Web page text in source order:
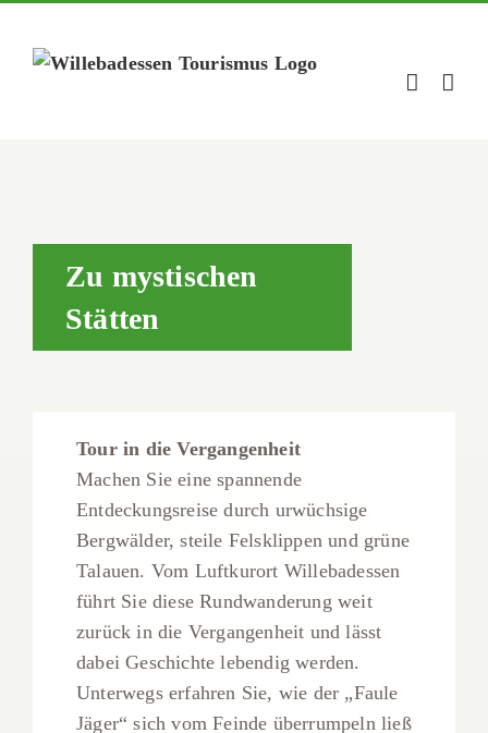
Inhalt
springen
Zu mystischen
Stätten
Tour in die Vergangenheit
Machen Sie eine spannende
Entdeckungsreise durch urwüchsige
Bergwälder, steile Felsklippen und grüne
Talauen. Vom Luftkurort Willebadessen
führt Sie diese Rundwanderung weit
zurück in die Vergangenheit und lässt
dabei Geschichte lebendig werden.
Unterwegs erfahren Sie, wie der „Faule
Jäger“ sich vom Feinde überrumpeln ließ